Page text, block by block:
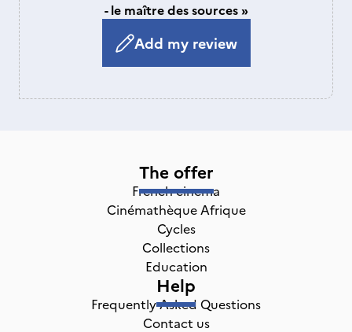
- le maître des sources »
Add my review
The offer
French cinema
Cinémathèque Afrique
Cycles
Collections
Education
Help
Frequently Asked Questions
Contact us